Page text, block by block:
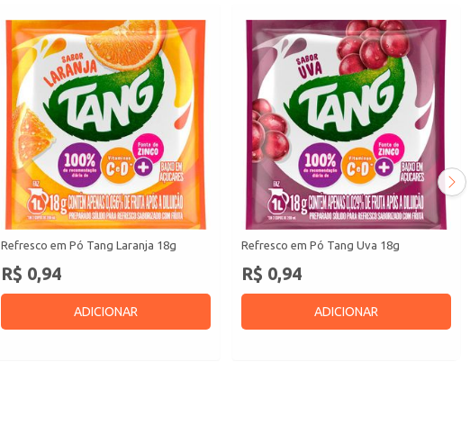
Refresco em Pó Tang Laranja 18g
R$ 0,94
ADICIONAR
Refresco em Pó Tang Uva 18g
R$ 0,94
ADICIONAR